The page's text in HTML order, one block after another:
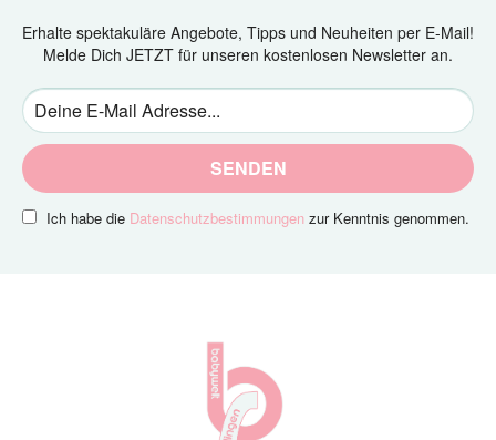
Erhalte spektakuläre Angebote, Tipps und Neuheiten per E-Mail!
Melde Dich JETZT für unseren kostenlosen Newsletter an.
SENDEN
Ich habe die Datenschutzbestimmungen zur Kenntnis genommen.